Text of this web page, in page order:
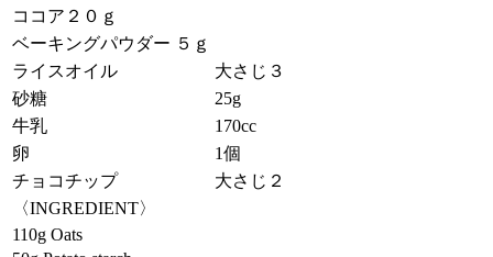
ココア２０ｇ
ベーキングパウダー ５ｇ
ライスオイル
大さじ３
砂糖
25g
牛乳
170cc
卵
1個
チョコチップ
大さじ２
〈INGREDIENT〉
110g Oats